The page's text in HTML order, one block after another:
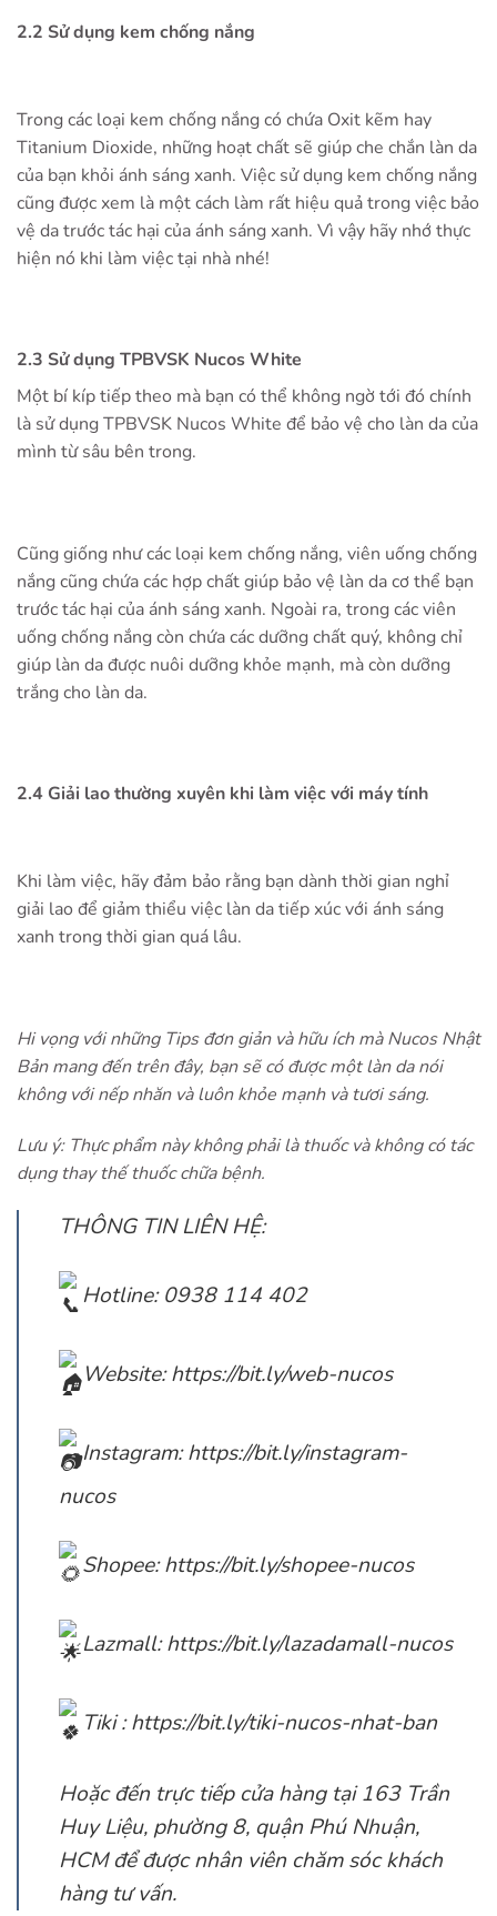
2.2 Sử dụng kem chống nắng
Trong các loại kem chống nắng có chứa Oxit kẽm hay
Titanium Dioxide, những hoạt chất sẽ giúp che chắn làn da
của bạn khỏi ánh sáng xanh. Việc sử dụng kem chống nắng
cũng được xem là một cách làm rất hiệu quả trong việc bảo
vệ da trước tác hại của ánh sáng xanh. Vì vậy hãy nhớ thực
hiện nó khi làm việc tại nhà nhé!
2.3 Sử dụng TPBVSK Nucos White
Một bí kíp tiếp theo mà bạn có thể không ngờ tới đó chính
là sử dụng TPBVSK Nucos White để bảo vệ cho làn da của
mình từ sâu bên trong.
Cũng giống như các loại kem chống nắng, viên uống chống
nắng cũng chứa các hợp chất giúp bảo vệ làn da cơ thể bạn
trước tác hại của ánh sáng xanh. Ngoài ra, trong các viên
uống chống nắng còn chứa các dưỡng chất quý, không chỉ
giúp làn da được nuôi dưỡng khỏe mạnh, mà còn dưỡng
trắng cho làn da.
2.4 Giải lao thường xuyên khi làm việc với máy tính
Khi làm việc, hãy đảm bảo rằng bạn dành thời gian nghỉ
giải lao để giảm thiểu việc làn da tiếp xúc với ánh sáng
xanh trong thời gian quá lâu.
Hi vọng với những Tips đơn giản và hữu ích mà Nucos Nhật
Bản mang đến trên đây, bạn sẽ có được một làn da nói
không với nếp nhăn và luôn khỏe mạnh và tươi sáng.
Lưu ý: Thực phẩm này không phải là thuốc và không có tác
dụng thay thế thuốc chữa bệnh.
THÔNG TIN LIÊN HỆ:
Hotline: 0938 114 402
Website:https://bit.ly/web-nucos
Instagram:https://bit.ly/instagram-
nucos
Shopee:https://bit.ly/shopee-nucos
Lazmall:https://bit.ly/lazadamall-nucos
Tiki :https://bit.ly/tiki-nucos-nhat-ban
Hoặc đến trực tiếp cửa hàng tại 163 Trần
Huy Liệu, phường 8, quận Phú Nhuận,
HCM để được nhân viên chăm sóc khách
hàng tư vấn.